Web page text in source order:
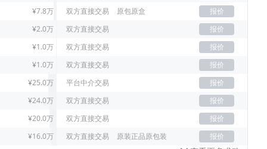
¥7.8万 双方直接交易 原包原盒
报价
¥2.0万 双方直接交易
报价
¥1.0万 双方直接交易
报价
¥1.0万 双方直接交易
报价
¥25.0万 平台中介交易
报价
¥24.0万 双方直接交易
报价
¥20.0万 双方直接交易
报价
¥16.0万 双方直接交易 原装正品原包装 报价